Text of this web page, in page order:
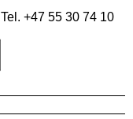
+47 55 30 74 10